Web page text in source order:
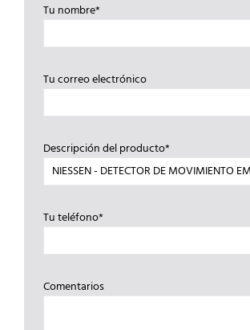
Tu nombre*
Tu correo electrónico
Descripción del producto*
Tu teléfono*
Comentarios